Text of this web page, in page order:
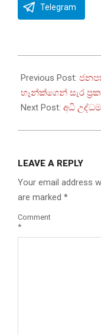
Telegram
07-
23
Previous Post:
හෑන්ක්ගෙන් සැර
Next Post: අධි
LEAVE A REPLY
Your email address
are marked *
Comment
*